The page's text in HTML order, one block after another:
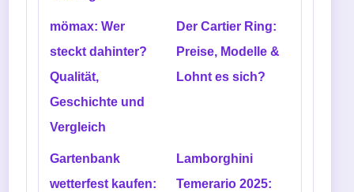
mömax: Wer
steckt dahinter?
Qualität,
Geschichte und
Vergleich
Der Cartier Ring:
Preise, Modelle &
Lohnt es sich?
Gartenbank
wetterfest kaufen:
Lamborghini
Temerario 2025: